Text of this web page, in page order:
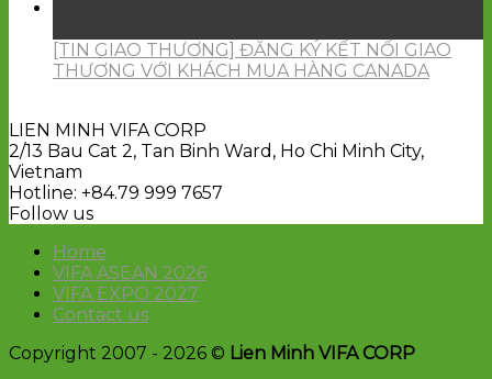
[TIN GIAO THƯƠNG] ĐĂNG KÝ KẾT NỐI GIAO
THƯƠNG VỚI KHÁCH MUA HÀNG CANADA
LIEN MINH VIFA CORP
2/13 Bau Cat 2, Tan Binh Ward, Ho Chi Minh City,
Vietnam
Hotline: +84.79 999 7657
Follow us
Home
VIFA ASEAN 2026
VIFA EXPO 2027
Contact us
Copyright 2007 - 2026 © Lien Minh VIFA CORP